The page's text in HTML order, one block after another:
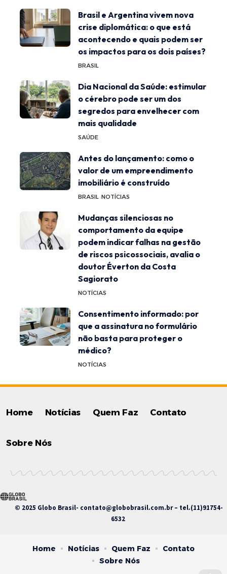
Brasil e Argentina vivem nova
crise diplomática: o que está
acontecendo e quais podem ser
os impactos para os dois países?
BRASIL
Dia Nacional da Saúde: estimular
o cérebro pode ser um dos
segredos para envelhecer com
mais qualidade
SAÚDE
Antes do lançamento: como o
valor de um empreendimento
imobiliário é construído
BRASIL NOTÍCIAS
Mudanças silenciosas no
comportamento da equipe
podem indicar falhas na gestão
de riscos psicossociais, avalia o
doutor Éverton da Costa
Sagiorato
NOTÍCIAS
Consentimento informado: por
que a assinatura no formulário
não basta para proteger o
médico?
NOTÍCIAS
Home Notícias Quem Faz Contato
Sobre Nós
© 2025 Globo Brasil- contato@globobrasil.com.br– tel.(11)91754-
6532
Home Notícias Quem Faz
Contato
Sobre Nós